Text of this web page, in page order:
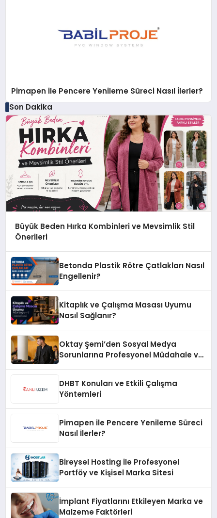
Pimapen ile Pencere Yenileme Süreci Nasıl İlerler?
Son Dakika
Büyük Beden Hırka Kombinleri ve Mevsimlik Stil
Önerileri
Betonda Plastik Rötre Çatlakları Nasıl
Engellenir?
Kitaplık ve Çalışma Masası Uyumu
Nasıl Sağlanır?
Oktay Şemi’den Sosyal Medya
Sorunlarına Profesyonel Müdahale ve
DHBT Konuları ve Etkili Çalışma
Yöntemleri
Pimapen ile Pencere Yenileme Süreci
Nasıl İlerler?
Bireysel Hosting ile Profesyonel
Portföy ve Kişisel Marka Sitesi
İmplant Fiyatlarını Etkileyen Marka ve
Malzeme Faktörleri